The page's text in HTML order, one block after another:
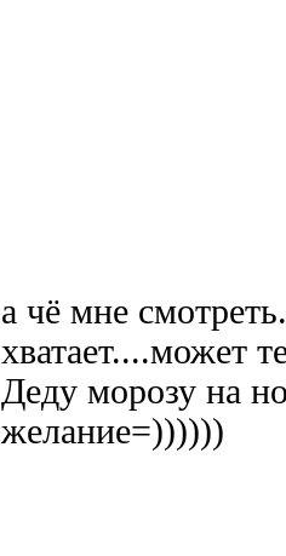
а чё мне
хватает....может
Деду морозу на
желание=))))))